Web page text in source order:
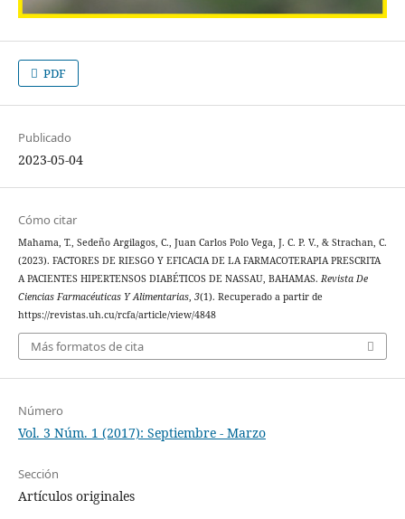
PDF
Publicado
2023-05-04
Cómo citar
Mahama, T., Sedeño Argilagos, C., Juan Carlos Polo Vega, J. C. P. V., & Strachan, C.
(2023). FACTORES DE RIESGO Y EFICACIA DE LA FARMACOTERAPIA PRESCRITA
A PACIENTES HIPERTENSOS DIABÉTICOS DE NASSAU, BAHAMAS. Revista De
Ciencias Farmacéuticas Y Alimentarias, 3(1). Recuperado a partir de
https://revistas.uh.cu/rcfa/article/view/4848
Más formatos de cita
Número
Vol. 3 Núm. 1 (2017): Septiembre - Marzo
Sección
Artículos originales